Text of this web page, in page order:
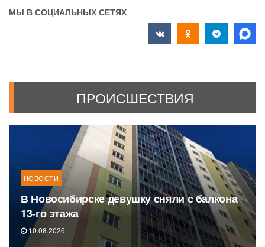
МЫ В СОЦИАЛЬНЫХ СЕТЯХ
ПРОИСШЕСТВИЯ
НОВОСТИ
В Новосибирске девушку сняли с балкона
13-го этажа
10.08.2026